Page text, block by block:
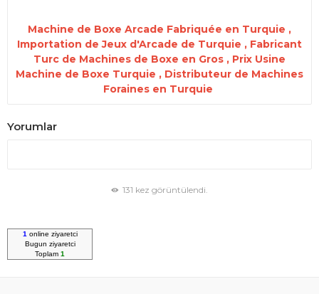
Machine de Boxe Arcade Fabriquée en Turquie ,
Importation de Jeux d'Arcade de Turquie , Fabricant
Turc de Machines de Boxe en Gros , Prix Usine
Machine de Boxe Turquie , Distributeur de Machines
Foraines en Turquie
Yorumlar
131 kez görüntülendi.
1online ziyaretci
Bugun ziyaretci
Toplam 1